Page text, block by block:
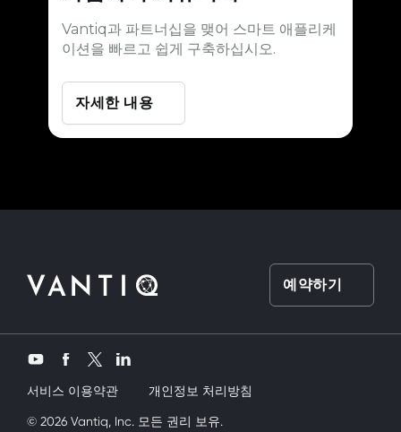
Vantiq과 파트너십을 맺어 스마트 애플리케
이션을 빠르고 쉽게 구축하십시오.
자세한 내용
예약하기
YouTubeFacebookTwitterLinkedIn
서비스 이용약관 개인정보 처리방침
© 2026 Vantiq, Inc. 모든 권리 보유.
ve bir yandanda onu nasıl kullanırım diye düşünüyordum